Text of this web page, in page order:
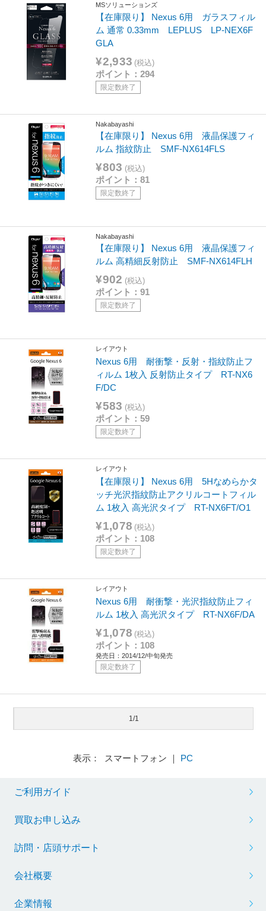
MSソリューションズ
【在庫限り】 Nexus 6用 ガラスフィル
ム 通常 0.33mm LEPLUS LP-NEX6F
GLA
¥2,933 (税込)
ポイント：294
限定数終了
Nakabayashi
【在庫限り】 Nexus 6用 液晶保護フィ
ルム 指紋防止 SMF-NX614FLS
¥803 (税込)
ポイント：81
限定数終了
Nakabayashi
【在庫限り】 Nexus 6用 液晶保護フィ
ルム 高精細反射防止 SMF-NX614FLH
¥902 (税込)
ポイント：91
限定数終了
レイアウト
Nexus 6用 耐衝撃・反射・指紋防止フ
ィルム 1枚入 反射防止タイプ RT-NX6
F/DC
¥583 (税込)
ポイント：59
限定数終了
レイアウト
【在庫限り】 Nexus 6用 5Hなめらかタ
ッチ光沢指紋防止アクリルコートフィル
ム 1枚入 高光沢タイプ RT-NX6FT/O1
¥1,078 (税込)
ポイント：108
限定数終了
レイアウト
Nexus 6用 耐衝撃・光沢指紋防止フィ
ルム 1枚入 高光沢タイプ RT-NX6F/DA
¥1,078 (税込)
ポイント：108
発売日：2014/12/中旬発売
限定数終了
1/1
表示： スマートフォン ｜ PC
ご利用ガイド
買取お申し込み
訪問・店頭サポート
会社概要
企業情報